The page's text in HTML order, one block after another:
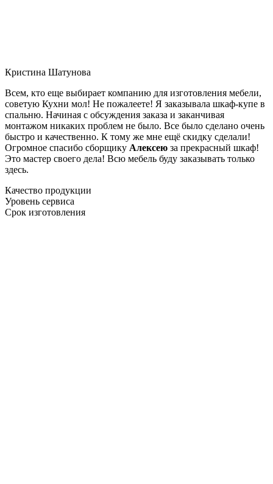
Кристина Шатунова
Всем, кто еще выбирает компанию для изготовления мебели,
советую Кухни мол! Не пожалеете! Я заказывала шкаф-купе в
спальню. Начиная с обсуждения заказа и заканчивая
монтажом никаких проблем не было. Все было сделано очень
быстро и качественно. К тому же мне ещё скидку сделали!
Огромное спасибо сборщику Алексею за прекрасный шкаф!
Это мастер своего дела! Всю мебель буду заказывать только
здесь.
Качество продукции
Уровень сервиса
Срок изготовления